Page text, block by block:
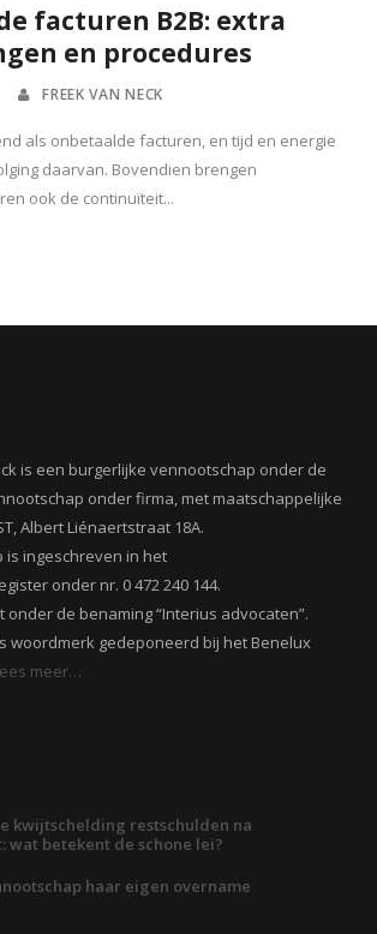
facturen B2B: extra
en procedures
FREEK VAN NECK
als onbetaalde facturen, en tijd en energie
daarvan. Bovendien brengen
ook de continuïteit...
is een burgerlijke vennootschap onder de
onder firma, met maatschappelijke
Albert Liénaertstraat 18A.
is ingeschreven in het
onder nr. 0 472 240 144.
onder de benaming “Interius advocaten”.
woordmerk gedeponeerd bij het Benelux
meer…
kwijtschelding restschulden na
wat betekent de schone lei?
haar eigen overname